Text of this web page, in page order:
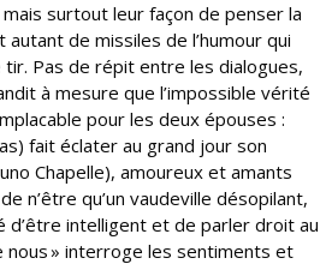
mais surtout leur façon de penser la
de missiles de l’humour qui
tir. Pas de répit entre les dialogues,
à mesure que l’impossible vérité
pour les deux épouses :
fait éclater au grand jour son
Chapelle), amoureux et amants
n’être qu’un vaudeville désopilant,
d’être intelligent et de parler droit au
nous » interroge les sentiments et